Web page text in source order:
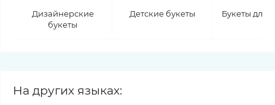
Дизайнерские
букеты
Детские букеты Букеты для
На других языках: